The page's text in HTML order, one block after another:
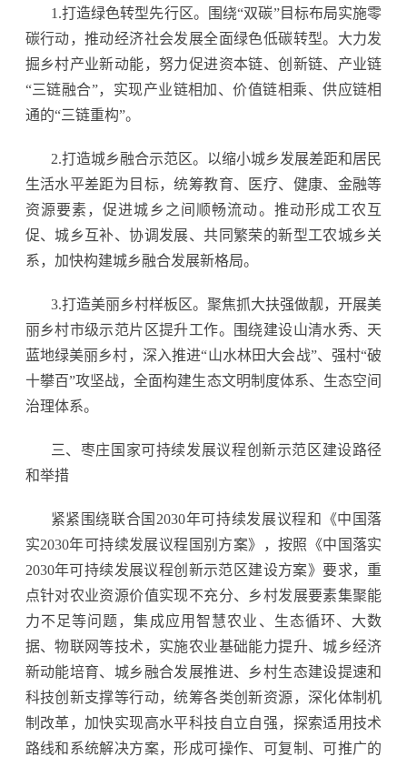
1.打造绿色转型先行区。围绕“双碳”目标布局实施零
碳行动，推动经济社会发展全面绿色低碳转型。大力发
掘乡村产业新动能，努力促进资本链、创新链、产业链
“三链融合”，实现产业链相加、价值链相乘、供应链相
通的“三链重构”。
2.打造城乡融合示范区。以缩小城乡发展差距和居民
生活水平差距为目标，统筹教育、医疗、健康、金融等
资源要素，促进城乡之间顺畅流动。推动形成工农互
促、城乡互补、协调发展、共同繁荣的新型工农城乡关
系，加快构建城乡融合发展新格局。
3.打造美丽乡村样板区。聚焦抓大扶强做靓，开展美
丽乡村市级示范片区提升工作。围绕建设山清水秀、天
蓝地绿美丽乡村，深入推进“山水林田大会战”、强村“破
十攀百”攻坚战，全面构建生态文明制度体系、生态空间
治理体系。
三、枣庄国家可持续发展议程创新示范区建设路径
和举措
紧紧围绕联合国2030年可持续发展议程和《中国落
实2030年可持续发展议程国别方案》，按照《中国落实
2030年可持续发展议程创新示范区建设方案》要求，重
点针对农业资源价值实现不充分、乡村发展要素集聚能
力不足等问题，集成应用智慧农业、生态循环、大数
据、物联网等技术，实施农业基础能力提升、城乡经济
新动能培育、城乡融合发展推进、乡村生态建设提速和
科技创新支撑等行动，统筹各类创新资源，深化体制机
制改革，加快实现高水平科技自立自强，探索适用技术
路线和系统解决方案，形成可操作、可复制、可推广的